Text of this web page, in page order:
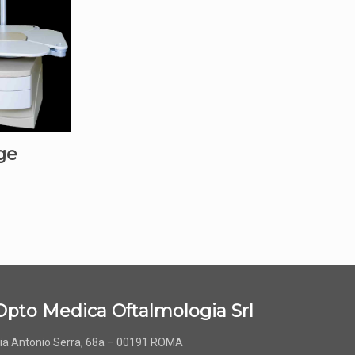
Medica Oftalmologia Srl
Antonio Serra, 68a – 00191 ROMA